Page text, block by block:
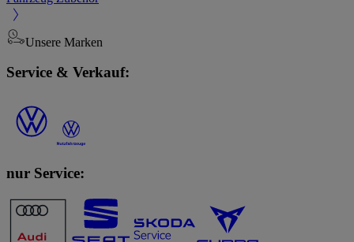
Unsere Marken
Service & Verkauf:
nur Service: